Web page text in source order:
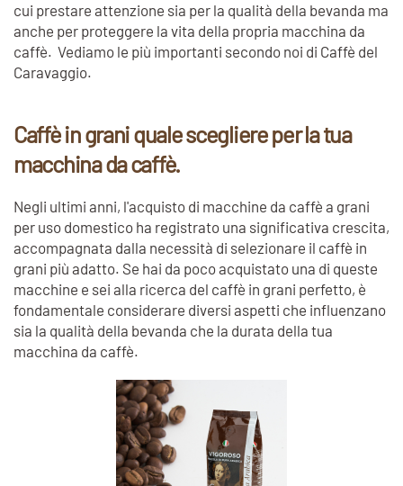
cui prestare attenzione sia per la qualità della bevanda ma
anche per proteggere la vita della propria macchina da
caffè. Vediamo le più importanti secondo noi di Caffè del
Caravaggio.
Caffè in grani quale scegliere per la tua
macchina da caffè.
Negli ultimi anni, l'acquisto di macchine da caffè a grani
per uso domestico ha registrato una significativa crescita,
accompagnata dalla necessità di selezionare il caffè in
grani più adatto. Se hai da poco acquistato una di queste
macchine e sei alla ricerca del caffè in grani perfetto, è
fondamentale considerare diversi aspetti che influenzano
sia la qualità della bevanda che la durata della tua
macchina da caffè.